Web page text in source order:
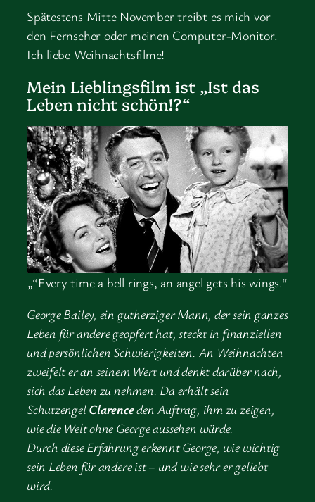
Spätestens Mitte November treibt es mich vor
den Fernseher oder meinen Computer-Monitor.
Ich liebe Weihnachtsfilme!
Mein Lieblingsfilm ist „Ist das
Leben nicht schön!?“
„“Every time a bell rings, an angel gets his wings.“
George Bailey, ein gutherziger Mann, der sein ganzes
Leben für andere geopfert hat, steckt in finanziellen
und persönlichen Schwierigkeiten. An Weihnachten
zweifelt er an seinem Wert und denkt darüber nach,
sich das Leben zu nehmen. Da erhält sein
SchutzengelClarenceden Auftrag, ihm zu zeigen,
wie die Welt ohne George aussehen würde.
Durch diese Erfahrung erkennt George, wie wichtig
sein Leben für andere ist – und wie sehr er geliebt
wird.